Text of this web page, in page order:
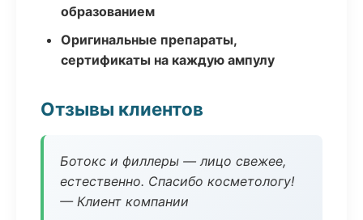
образованием
Оригинальные препараты,
сертификаты на каждую ампулу
Отзывы клиентов
Ботокс и филлеры — лицо свежее,
естественно. Спасибо косметологу!
— Клиент компании